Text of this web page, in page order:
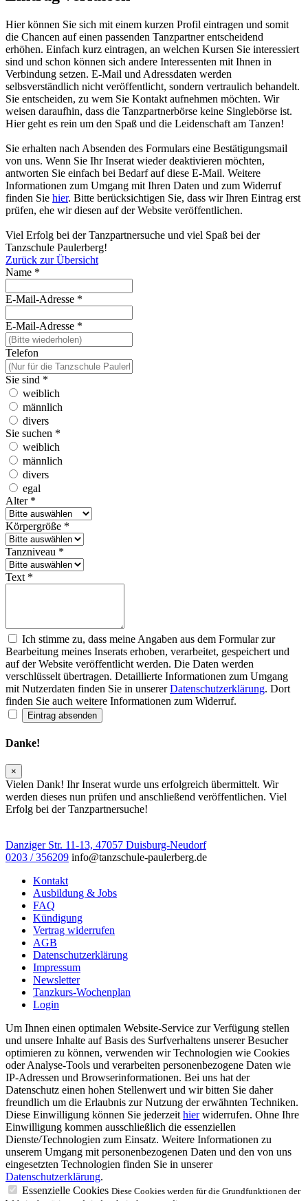
Hier können Sie sich mit einem kurzen Profil eintragen und somit
die Chancen auf einen passenden Tanzpartner entscheidend
erhöhen. Einfach kurz eintragen, an welchen Kursen Sie interessiert
sind und schon können sich andere Interessenten mit Ihnen in
Verbindung setzen. E-Mail und Adressdaten werden
selbsverständlich nicht veröffentlicht, sondern vertraulich behandelt.
Sie entscheiden, zu wem Sie Kontakt aufnehmen möchten. Wir
weisen daraufhin, dass die Tanzpartnerbörse keine Singlebörse ist.
Hier geht es rein um den Spaß und die Leidenschaft am Tanzen!
Sie erhalten nach Absenden des Formulars eine Bestätigungsmail
von uns. Wenn Sie Ihr Inserat wieder deaktivieren möchten,
antworten Sie einfach bei Bedarf auf diese E-Mail. Weitere
Informationen zum Umgang mit Ihren Daten und zum Widerruf
finden Sie hier. Bitte berücksichtigen Sie, dass wir Ihren Eintrag erst
prüfen, ehe wir diesen auf der Website veröffentlichen.
Viel Erfolg bei der Tanzpartnersuche und viel Spaß bei der
Tanzschule Paulerberg!
Zurück zur Übersicht
Name *
E-Mail-Adresse *
E-Mail-Adresse *
Telefon
Sie sind *
weiblich
männlich
divers
Sie suchen *
weiblich
männlich
divers
egal
Alter *
Körpergröße *
Tanzniveau *
Text *
Ich stimme zu, dass meine Angaben aus dem Formular zur
Bearbeitung meines Inserats erhoben, verarbeitet, gespeichert und
auf der Website veröffentlicht werden. Die Daten werden
verschlüsselt übertragen. Detaillierte Informationen zum Umgang
mit Nutzerdaten finden Sie in unsererDatenschutzerklärung. Dort
finden Sie auch weitere Informationen zum Widerruf.
Eintrag absenden
Danke!
×
Vielen Dank! Ihr Inserat wurde uns erfolgreich übermittelt. Wir
werden dieses nun prüfen und anschließend veröffentlichen. Viel
Erfolg bei der Tanzpartnersuche!
Danziger Str. 11-13, 47057 Duisburg-Neudorf
0203 / 356209 info@tanzschule-paulerberg.de
Kontakt
Ausbildung & Jobs
FAQ
Kündigung
Vertrag widerrufen
AGB
Datenschutzerklärung
Impressum
Newsletter
Tanzkurs-Wochenplan
Login
Um Ihnen einen optimalen Website-Service zur Verfügung stellen
und unsere Inhalte auf Basis des Surfverhaltens unserer Besucher
optimieren zu können, verwenden wir Technologien wie Cookies
oder Analyse-Tools und verarbeiten personenbezogene Daten wie
IP-Adressen und Browserinformationen. Bei uns hat der
Datenschutz einen hohen Stellenwert und wir bitten Sie daher
freundlich um die Erlaubnis zur Nutzung der erwähnten Techniken.
Diese Einwilligung können Sie jederzeit hierwiderrufen. Ohne Ihre
Einwilligung kommen ausschließlich die essenziellen
Dienste/Technologien zum Einsatz. Weitere Informationen zu
unserem Umgang mit personenbezogenen Daten und den von uns
eingesetzten Technologien finden Sie in unserer
Datenschutzerklärung.
Essenzielle Cookies Diese Cookies werden für die Grundfunktionen der